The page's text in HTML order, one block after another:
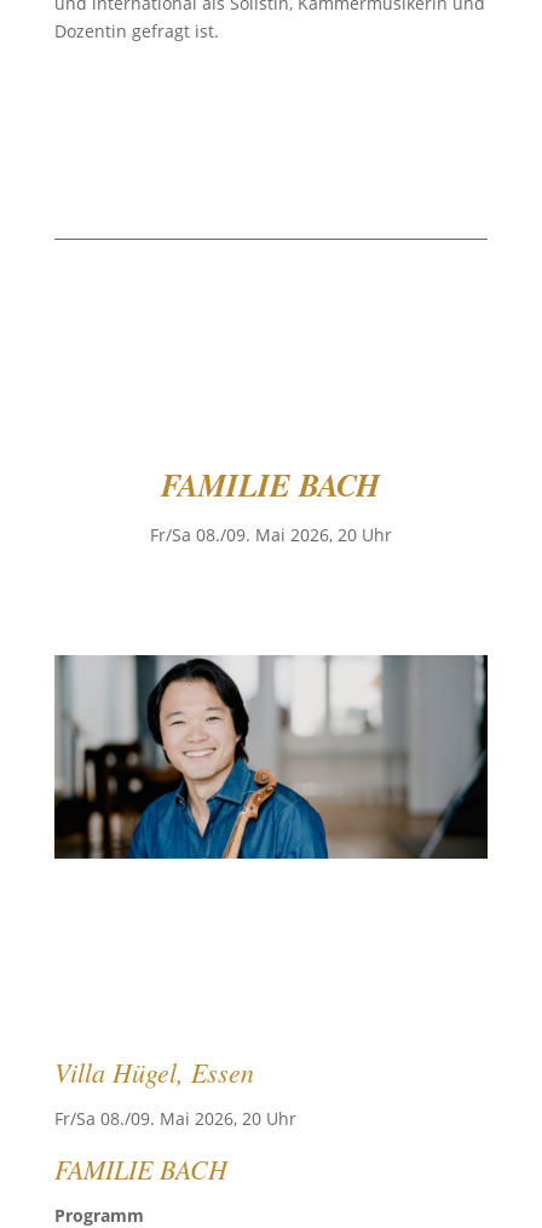
Dozentin gefragt ist.
FAMILIE BACH
Fr/Sa 08./09. Mai 2026, 20 Uhr
Villa Hügel, Essen
Fr/Sa 08./09. Mai 2026, 20 Uhr
FAMILIE BACH
Programm